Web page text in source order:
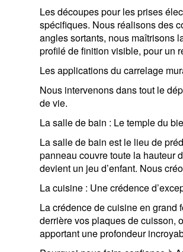
Les découpes pour les prises
spécifiques. Nous réalisons des
angles sortants, nous maîtrisons
profilé de finition visible, pour un
Les applications du carrelage
Nous intervenons dans tout le
de vie.
La salle de bain : Le temple du
La salle de bain est le lieu de
panneau couvre toute la hauteur
devient un jeu d’enfant. Nous
La cuisine : Une crédence
La crédence de cuisine en grand
derrière vos plaques de cuisson,
apportant une profondeur